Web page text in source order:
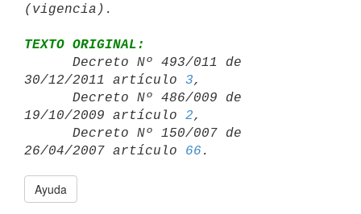
TEXTO ORIGINAL:
30/12/2011 artículo 3,
19/10/2009 artículo 2,
26/04/2007 artículo 66
Ayuda